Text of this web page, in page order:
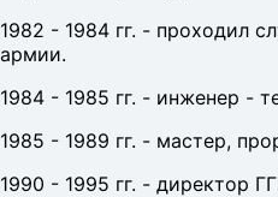
1982 - 1984 гг. - проходил
армии.
1984 - 1985 гг. - инженер -
1985 - 1989 гг. - мастер,
1990 - 1995 гг. - директор